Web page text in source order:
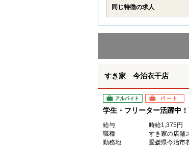
同じ特徴の求人
すき家 今治衣干店
アルバイト パート
学生・フリーター活躍中
給与
時給1,375円
職種
すき家の店舗
勤務地
愛媛県今治市